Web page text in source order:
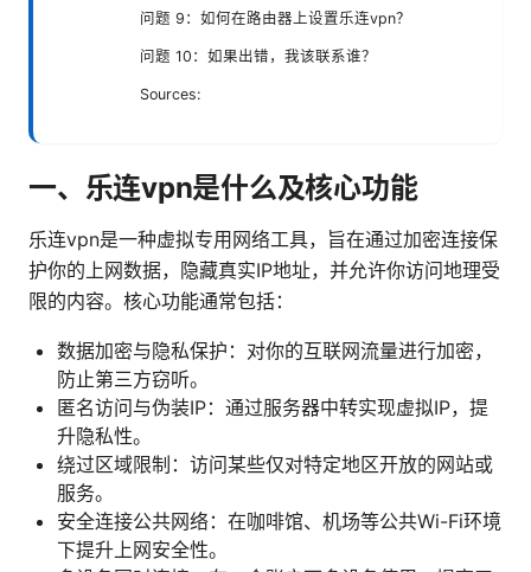
问题 9：如何在路由器上设置乐连vpn？
问题 10：如果出错，我该联系谁？
Sources:
一、乐连vpn是什么及核心功能
乐连vpn是一种虚拟专用网络工具，旨在通过加密连接保
护你的上网数据，隐藏真实IP地址，并允许你访问地理受
限的内容。核心功能通常包括：
数据加密与隐私保护：对你的互联网流量进行加密，
防止第三方窃听。
匿名访问与伪装IP：通过服务器中转实现虚拟IP，提
升隐私性。
绕过区域限制：访问某些仅对特定地区开放的网站或
服务。
安全连接公共网络：在咖啡馆、机场等公共Wi-Fi环境
下提升上网安全性。